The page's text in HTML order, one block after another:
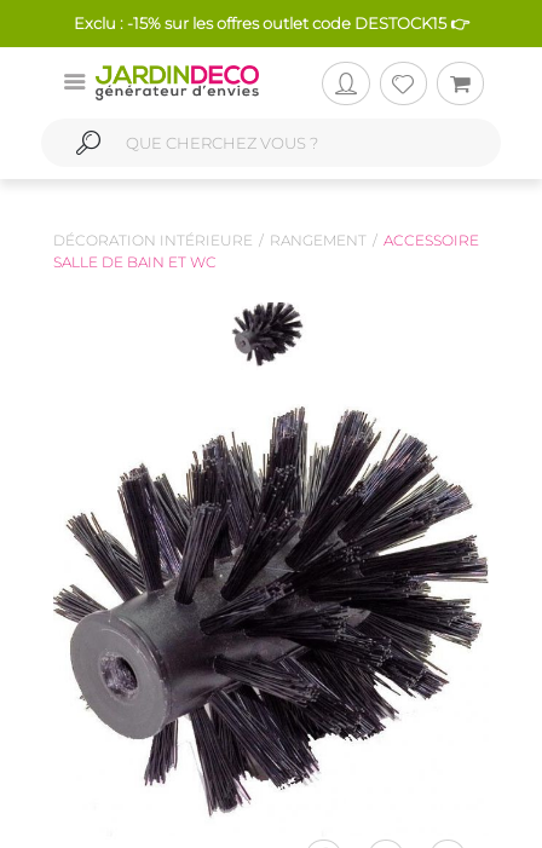
Exclu : -15% sur les offres outlet code DESTOCK15 👉
DÉCORATION INTÉRIEURE RANGEMENT
ACCESSOIRE
SALLE DE BAIN ET WC